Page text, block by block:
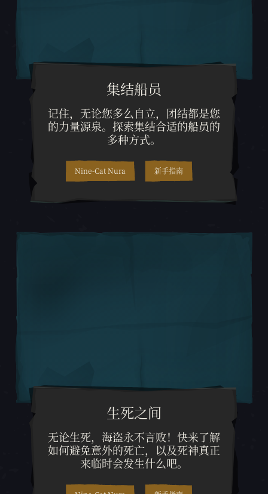
集结船员
记住，无论您多么自立，团结都是您
的力量源泉。探索集结合适的船员的
多种方式。
记住，无论您多么自立，团结
Nine-Cat Nura 新手指南
生死之间
无论生死，海盗永不言败！快来了解
如何避免意外的死亡，以及死神真正
来临时会发生什么吧。
无论生死，海盗永不言败！快